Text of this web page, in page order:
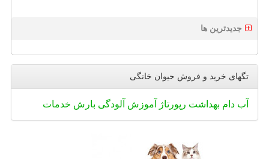
جدیدترین ها
تگهای خرید و فروش حیوان خانگی
آب دام بهداشت رپورتاژ آموزش آلودگی بارش خدمات